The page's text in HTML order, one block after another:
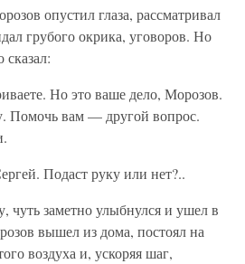
опустил глаза, рассматривал
грубого окрика, уговоров. Но
Но это ваше дело, Морозов.
Помочь вам — другой вопрос.
Подаст руку или нет?..
чуть заметно улыбнулся и ушел в
вышел из дома, постоял на
воздуха и, ускоряя шаг,